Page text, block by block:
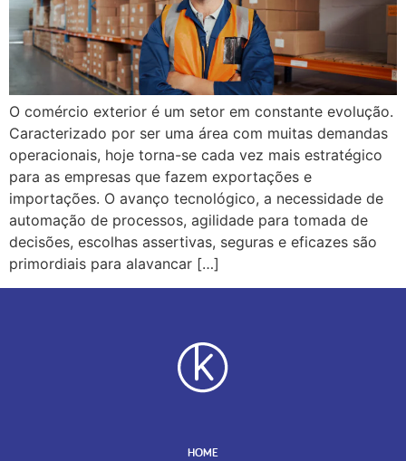
O comércio exterior é um setor em constante evolução.
Caracterizado por ser uma área com muitas demandas
operacionais, hoje torna-se cada vez mais estratégico
para as empresas que fazem exportações e
importações. O avanço tecnológico, a necessidade de
automação de processos, agilidade para tomada de
decisões, escolhas assertivas, seguras e eficazes são
primordiais para alavancar […]
HOME